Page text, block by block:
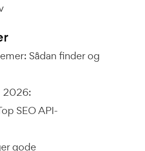
Sådan finder og
2026:
SEO API-
gode